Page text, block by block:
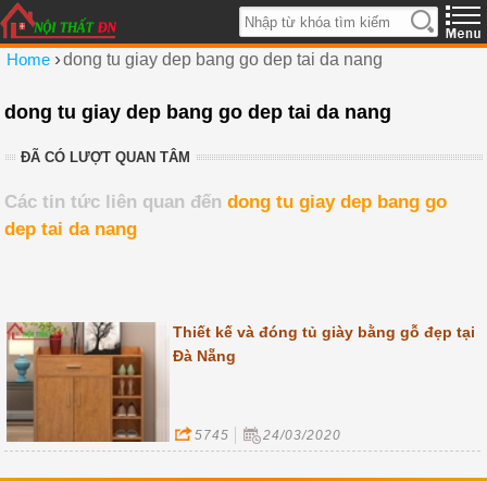
Home ›dong tu giay dep bang go dep tai da nang
dong tu giay dep bang go dep tai da nang
ĐÃ CÓ LƯỢT QUAN TÂM
Các tin tức liên quan đếndong tu giay dep bang go
dep tai da nang
Thiết kế và đóng tủ giày bằng gỗ đẹp tại
Đà Nẵng
5745 24/03/2020